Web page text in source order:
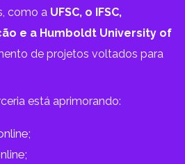
como a UFSC, o IFSC,
e a Humboldt University of
de projetos voltados para
está aprimorando: